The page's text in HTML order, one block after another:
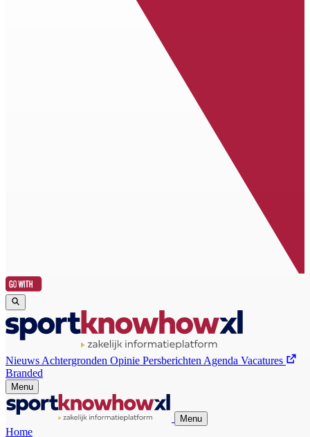
Nieuws Achtergronden Opinie Persberichten Agenda Vacatures
Branded
Menu
Menu
Home